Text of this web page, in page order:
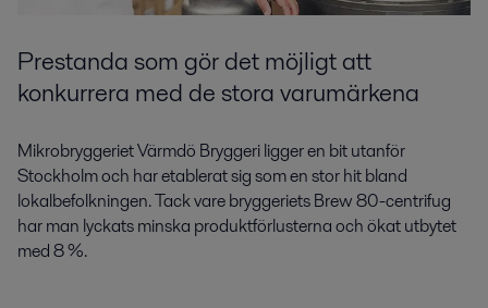
Prestanda som gör det möjligt att
konkurrera med de stora varumärkena
Mikrobryggeriet Värmdö Bryggeri ligger en bit utanför
Stockholm och har etablerat sig som en stor hit bland
lokalbefolkningen. Tack vare bryggeriets Brew 80-centrifug
har man lyckats minska produktförlusterna och ökat utbytet
med 8 %.